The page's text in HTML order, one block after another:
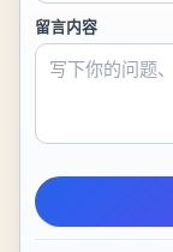
留言内容